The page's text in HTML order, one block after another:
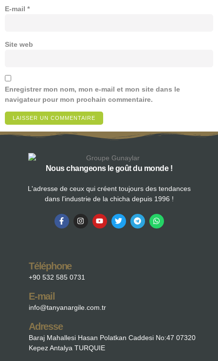
E-mail *
Site web
Enregistrer mon nom, mon e-mail et mon site dans le
navigateur pour mon prochain commentaire.
Nous changeons le goût du monde !
L'adresse de ceux qui créent toujours des tendances
dans l'industrie de la chicha depuis 1996 !
Téléphone
+90 532 585 0731
E-mail
info@tanyanargile.com.tr
Adresse
Baraj Mahallesi Hasan Polatkan Caddesi No:47 07320
Kepez Antalya TURQUIE